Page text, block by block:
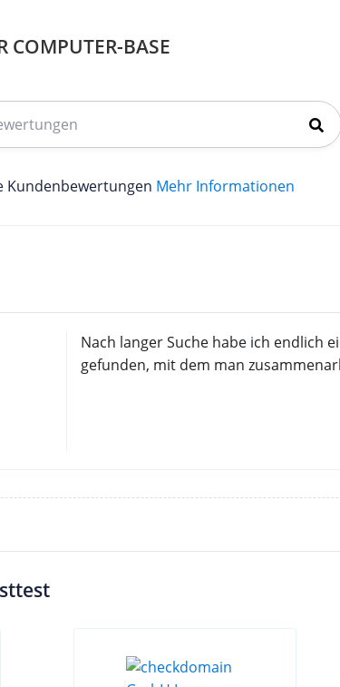
COMPUTER-BASE
Kundenbewertungen Mehr Informationen
Nach langer Suche habe ich endlich
gefunden, mit dem man